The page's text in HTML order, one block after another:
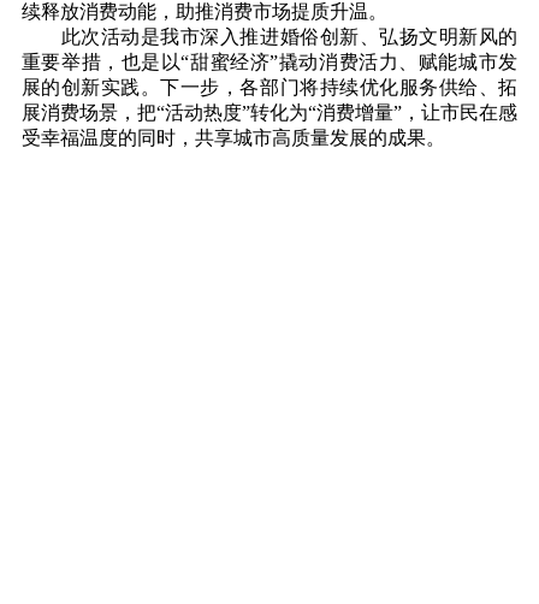
续释放消费动能，助推消费市场提质升温。
此次活动是我市深入推进婚俗创新、弘扬文明新风的
重要举措，也是以“甜蜜经济”撬动消费活力、赋能城市发
展的创新实践。下一步，各部门将持续优化服务供给、拓
展消费场景，把“活动热度”转化为“消费增量”，让市民在感
受幸福温度的同时，共享城市高质量发展的成果。